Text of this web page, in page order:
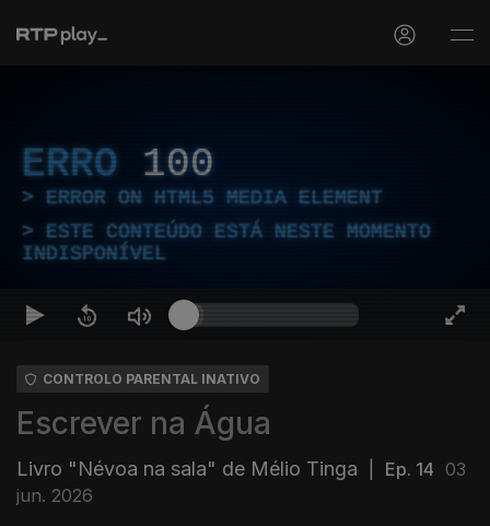
ERRO 100
ERROR ON HTML5 MEDIA ELEMENT
ESTE CONTEÚDO ESTÁ NESTE MOMENTO
INDISPONÍVEL
CONTROLO PARENTAL INATIVO
Escrever na Água
Livro "Névoa na sala" de Mélio Tinga Ep. 14 03
jun. 2026